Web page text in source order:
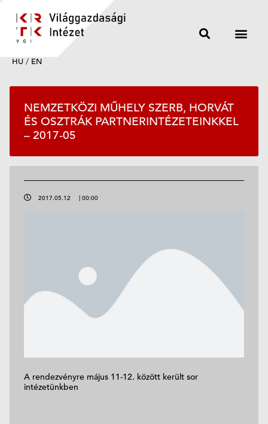
HU / EN
NEMZETKÖZI MŰHELY SZERB, HORVÁT
ÉS OSZTRÁK PARTNERINTÉZETEINKKEL
– 2017-05
2017.05.12 | 00:00
A rendezvényre május 11-12. között került sor
intézetünkben